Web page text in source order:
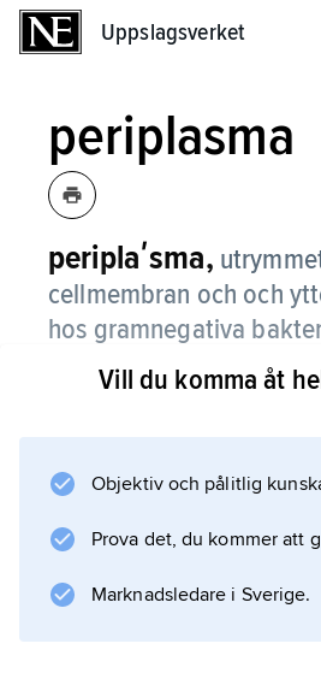
Uppslagsverket
periplasma
periplaʹsma,
cellmembran och och
hos gramnegativa
Ett antal viktiga enzymer
rotationsriktning vid
Information om
Vill du komma åt
Objektiv och pålitlig
Prova det, du kommer att
Marknadsledare i Sverige.